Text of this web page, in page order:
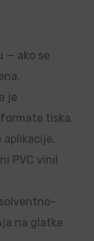
— ako se
je
tiska,
PVC vinil
na glatke